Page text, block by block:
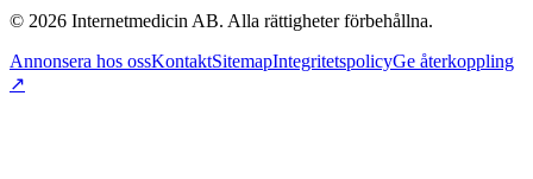
© 2026 Internetmedicin AB. Alla rättigheter förbehållna.
Annonsera hos ossKontaktSitemapIntegritetspolicyGe återkoppling
↗